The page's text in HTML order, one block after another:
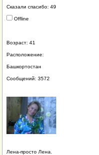
Сказали спасибо: 49
Offline
Возраст: 41
Расположение:
Башкортостан
Сообщений: 3572
Лена-просто Лена.